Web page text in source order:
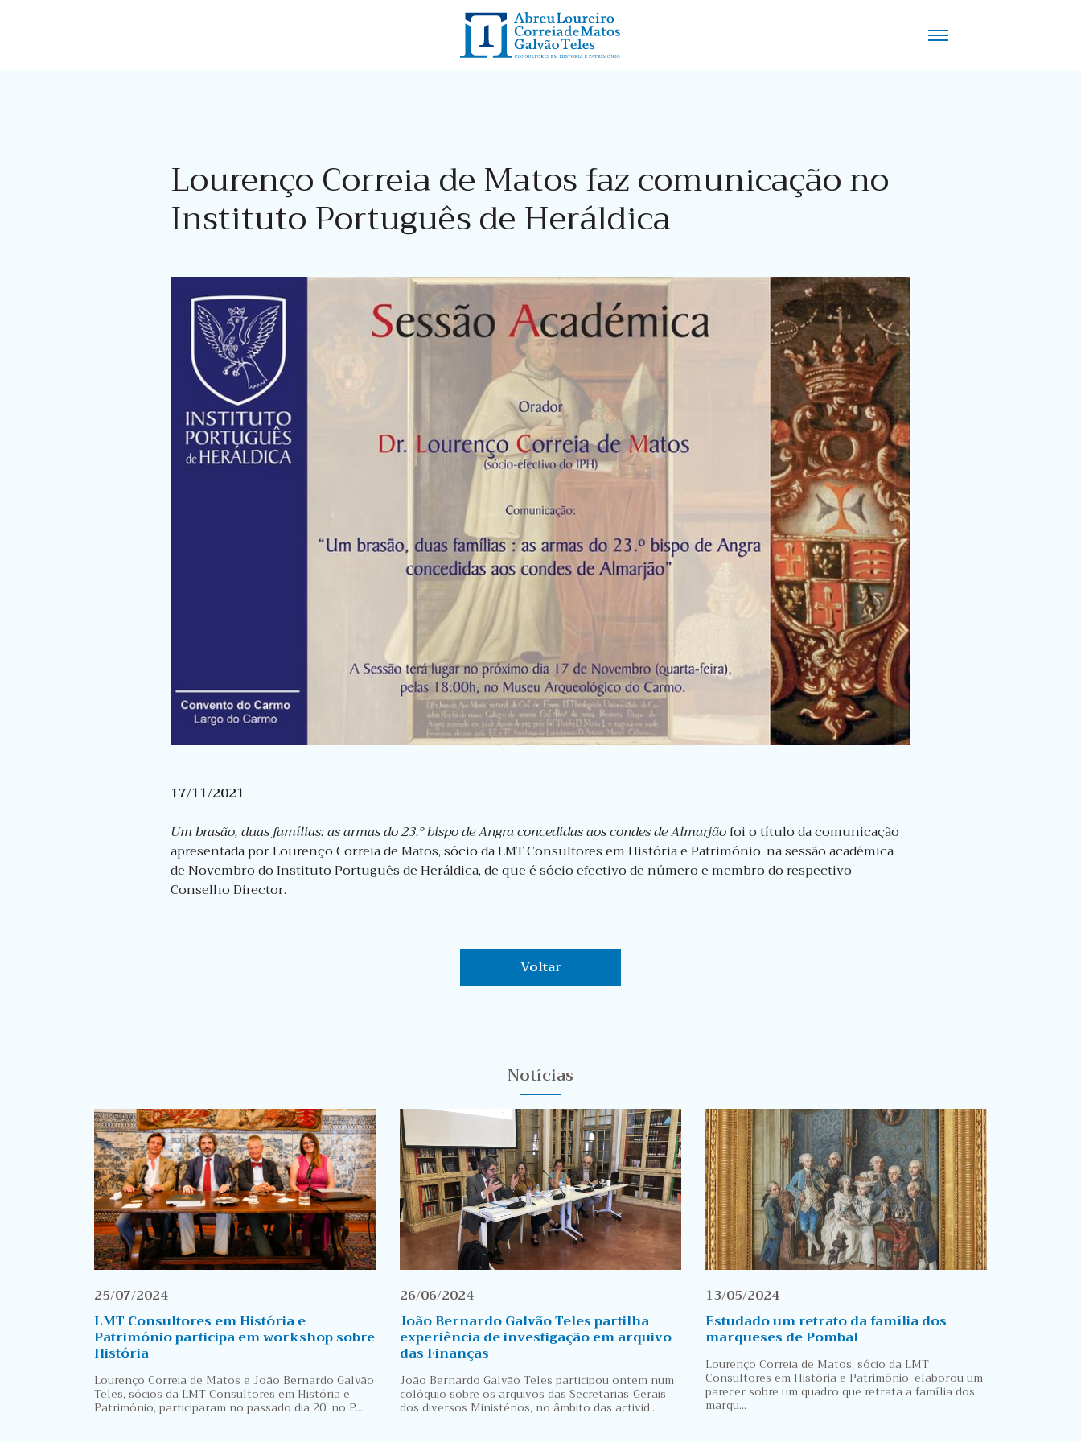
Lourenço Correia de Matos faz comunicação no
Instituto Português de Heráldica
17/11/2021
Um brasão, duas famílias: as armas do 23.º bispo de Angra concedidas aos condes de Almarjãofoi o título da comunicação
apresentada por Lourenço Correia de Matos,sócio da LMT Consultores em História e Património,na sessão académica
de Novembro do Instituto Português de Heráldica, de que é sócio efectivo de número e membro do respectivo
Conselho Director.
Voltar
Notícias
25/07/2024
LMT Consultores em História e
Património participa em workshop sobre
História
Lourenço Correia de Matos e João Bernardo Galvão
Teles, sócios da LMT Consultores em História e
Património, participaram no passado dia 20, no P...
26/06/2024
João Bernardo Galvão Teles partilha
experiência de investigação em arquivo
das Finanças
João Bernardo Galvão Teles participou ontem num
colóquio sobre os arquivos das Secretarias-Gerais
dos diversos Ministérios, no âmbito das activid...
13/05/2024
Estudado um retrato da família dos
marqueses de Pombal
Lourenço Correia de Matos, sócio da LMT
Consultores em História e Património, elaborou um
parecer sobre um quadro que retrata a família dos
marqu...